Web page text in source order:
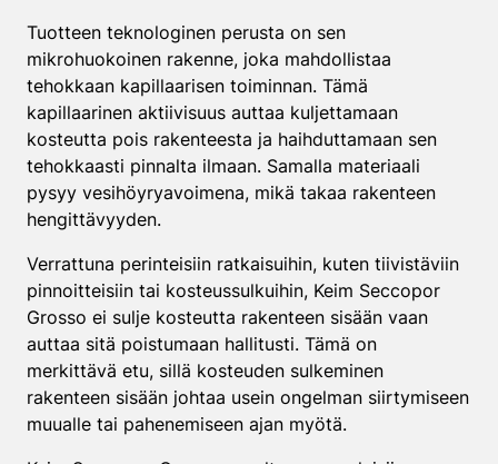
Tuotteen teknologinen perusta on sen
mikrohuokoinen rakenne, joka mahdollistaa
tehokkaan kapillaarisen toiminnan. Tämä
kapillaarinen aktiivisuus auttaa kuljettamaan
kosteutta pois rakenteesta ja haihduttamaan sen
tehokkaasti pinnalta ilmaan. Samalla materiaali
pysyy vesihöyryavoimena, mikä takaa rakenteen
hengittävyyden.
Verrattuna perinteisiin ratkaisuihin, kuten tiivistäviin
pinnoitteisiin tai kosteussulkuihin, Keim Seccopor
Grosso ei sulje kosteutta rakenteen sisään vaan
auttaa sitä poistumaan hallitusti. Tämä on
merkittävä etu, sillä kosteuden sulkeminen
rakenteen sisään johtaa usein ongelman siirtymiseen
muualle tai pahenemiseen ajan myötä.